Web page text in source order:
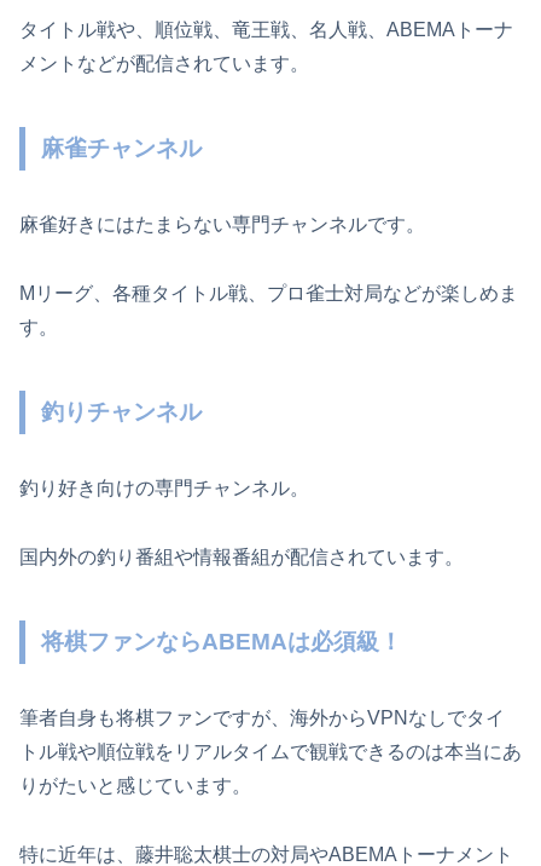
タイトル戦や、順位戦、竜王戦、名人戦、ABEMAトーナ
メントなどが配信されています。
麻雀チャンネル
麻雀好きにはたまらない専門チャンネルです。
Mリーグ、各種タイトル戦、プロ雀士対局などが楽しめま
す。
釣りチャンネル
釣り好き向けの専門チャンネル。
国内外の釣り番組や情報番組が配信されています。
将棋ファンならABEMAは必須級！
筆者自身も将棋ファンですが、海外からVPNなしでタイ
トル戦や順位戦をリアルタイムで観戦できるのは本当にあ
りがたいと感じています。
特に近年は、藤井聡太棋士の対局やABEMAトーナメント